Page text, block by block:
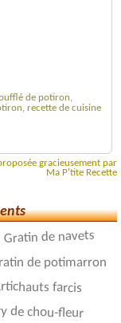
de potiron,
recette de cuisine
gracieusement par
Ma P'tite Recette
Gratin de navets
de potimarron
farcis
de chou-fleur